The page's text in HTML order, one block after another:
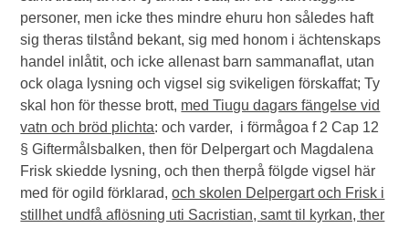
personer, men icke thes mindre ehuru hon således haft
sig theras tilstånd bekant, sig med honom i ächtenskaps
handel inlåtit, och icke allenast barn sammanaflat, utan
ock olaga lysning och vigsel sig svikeligen förskaffat; Ty
skal hon för thesse brott, med Tiugu dagars fängelse vid
vatn och bröd plichta: och varder, i förmågoa f 2 Cap 12
§ Giftermålsbalken, then för Delpergart och Magdalena
Frisk skiedde lysning, och then therpå fölgde vigsel här
med för ogild förklarad,och skolen Delpergart och Frisk i
stillhet undfå aflösning uti Sacristian, samt til kyrkan, ther